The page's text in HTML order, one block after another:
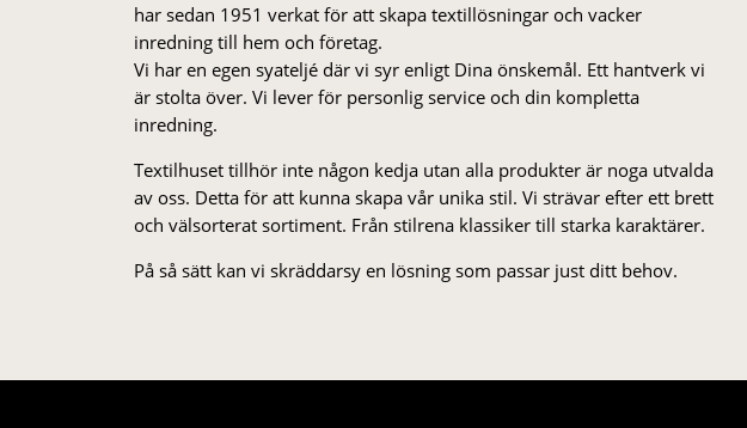
har sedan 1951 verkat för att skapa textillösningar och vacker
inredning till hem och företag.
Vi har en egen syateljé där vi syr enligt Dina önskemål. Ett hantverk vi
är stolta över. Vi lever för personlig service och din kompletta
inredning.
Textilhuset tillhör inte någon kedja utan alla produkter är noga utvalda
av oss. Detta för att kunna skapa vår unika stil. Vi strä­var efter ett brett
och välsorterat sor­ti­ment. Från stil­rena klas­siker till starka karaktärer.
På så sätt kan vi skräddarsy en lösning som passar just ditt behov.